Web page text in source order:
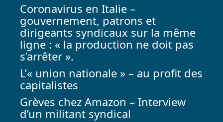
Coronavirus en Italie –
gouvernement, patrons et
dirigeants syndicaux sur la même
ligne : « la production ne doit pas
s’arrêter ».
L’« union nationale » – au profit des
capitalistes
Grèves chez Amazon – Interview
d’un militant syndical